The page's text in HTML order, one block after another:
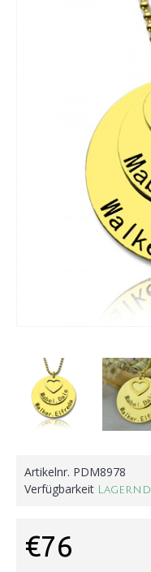
Artikelnr. PDM8978
Verfügbarkeit Lagernd
€76